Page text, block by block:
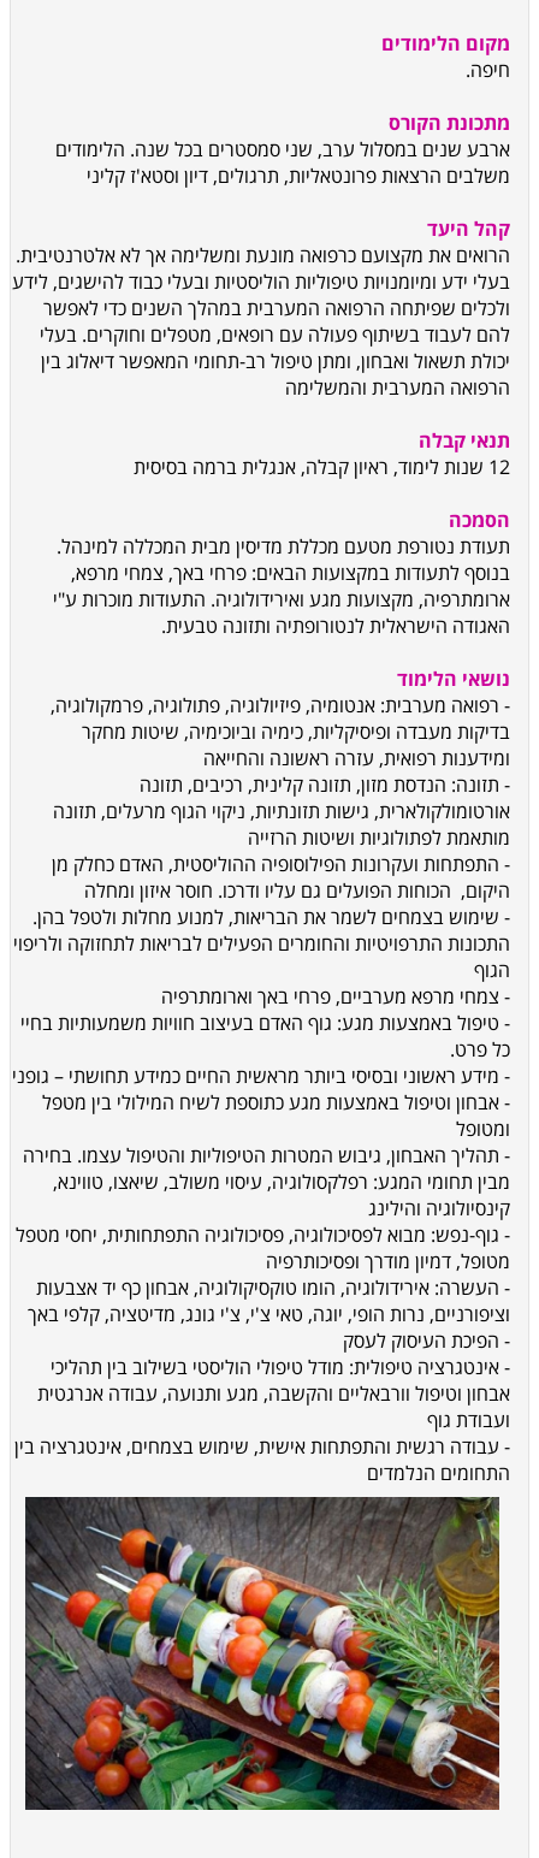
מקום הלימודים
חיפה.
מתכונת הקורס
ארבע שנים במסלול ערב, שני סמסטרים בכל שנה. הלימודים
משלבים הרצאות פרונטאליות, תרגולים, דיון וסטא'ז קליני
קהל היעד
הרואים את מקצועם כרפואה מונעת ומשלימה אך לא אלטרנטיבית.
בעלי ידע ומיומנויות טיפוליות הוליסטיות ובעלי כבוד להישגים, לידע
ולכלים שפיתחה הרפואה המערבית במהלך השנים כדי לאפשר
להם לעבוד בשיתוף פעולה עם רופאים, מטפלים וחוקרים. בעלי
יכולת תשאול ואבחון, ומתן טיפול רב-תחומי המאפשר דיאלוג בין
הרפואה המערבית והמשלימה
תנאי קבלה
12 שנות לימוד, ראיון קבלה, אנגלית ברמה בסיסית
הסמכה
תעודת נטורפת מטעם מכללת מדיסין מבית המכללה למינהל.
בנוסף לתעודות במקצועות הבאים: פרחי באך, צמחי מרפא,
ארומתרפיה, מקצועות מגע ואירידולוגיה. התעודות מוכרות ע"י
האגודה הישראלית לנטורופתיה ותזונה טבעית.
נושאי הלימוד
- רפואה מערבית: אנטומיה, פיזיולוגיה, פתולוגיה, פרמקולוגיה,
בדיקות מעבדה ופיסיקליות, כימיה וביוכימיה, שיטות מחקר
ומידענות רפואית, עזרה ראשונה והחייאה
- תזונה: הנדסת מזון, תזונה קלינית, רכיבים, תזונה
אורטומולקולארית, גישות תזונתיות, ניקוי הגוף מרעלים, תזונה
מותאמת לפתולוגיות ושיטות הרזייה
- התפתחות ועקרונות הפילוסופיה ההוליסטית, האדם כחלק מן
היקום, הכוחות הפועלים גם עליו ודרכו. חוסר איזון ומחלה
- שימוש בצמחים לשמר את הבריאות, למנוע מחלות ולטפל בהן.
התכונות התרפויטיות והחומרים הפעילים לבריאות לתחזוקה ולריפוי
הגוף
- צמחי מרפא מערביים, פרחי באך וארומתרפיה
- טיפול באמצעות מגע: גוף האדם בעיצוב חוויות משמעותיות בחיי
כל פרט.
- מידע ראשוני ובסיסי ביותר מראשית החיים כמידע תחושתי – גופני
- אבחון וטיפול באמצעות מגע כתוספת לשיח המילולי בין מטפל
ומטופל
- תהליך האבחון, גיבוש המטרות הטיפוליות והטיפול עצמו. בחירה
מבין תחומי המגע: רפלקסולוגיה, עיסוי משולב, שיאצו, טווינא,
קינסיולוגיה והילינג
- גוף-נפש: מבוא לפסיכולוגיה, פסיכולוגיה התפתחותית, יחסי מטפל
מטופל, דמיון מודרך ופסיכותרפיה
- העשרה: אירידולוגיה, הומו טוקסיקולוגיה, אבחון כף יד אצבעות
וציפורניים, נרות הופי, יוגה, טאי צ'י, צ'י גונג, מדיטציה, קלפי באך
- הפיכת העיסוק לעסק
- אינטגרציה טיפולית: מודל טיפולי הוליסטי בשילוב בין תהליכי
אבחון וטיפול וורבאליים והקשבה, מגע ותנועה, עבודה אנרגטית
ועבודת גוף
- עבודה רגשית והתפתחות אישית, שימוש בצמחים, אינטגרציה בין
התחומים הנלמדים